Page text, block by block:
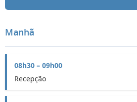
Manhã
08h30 – 09h00
Recepção